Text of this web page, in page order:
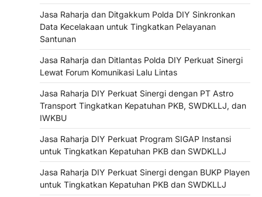
Jasa Raharja dan Ditgakkum Polda DIY Sinkronkan
Data Kecelakaan untuk Tingkatkan Pelayanan
Santunan
Jasa Raharja dan Ditlantas Polda DIY Perkuat Sinergi
Lewat Forum Komunikasi Lalu Lintas
Jasa Raharja DIY Perkuat Sinergi dengan PT Astro
Transport Tingkatkan Kepatuhan PKB, SWDKLLJ, dan
IWKBU
Jasa Raharja DIY Perkuat Program SIGAP Instansi
untuk Tingkatkan Kepatuhan PKB dan SWDKLLJ
Jasa Raharja DIY Perkuat Sinergi dengan BUKP Playen
untuk Tingkatkan Kepatuhan PKB dan SWDKLLJ